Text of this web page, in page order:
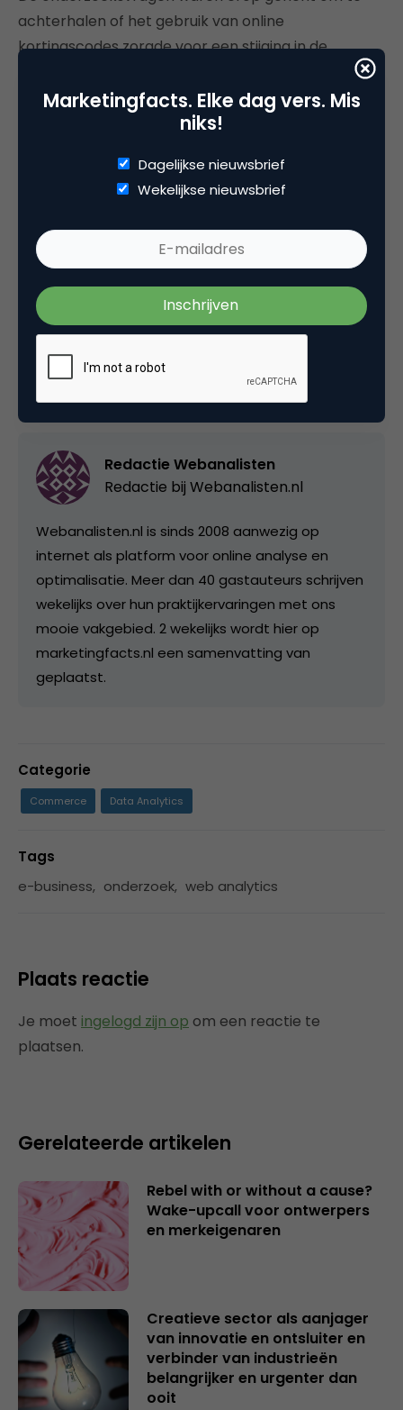
achterhalen of het gebruik van online
kortingscodes zorgde voor een stijging in de
conversie, voor afname in het ‘achterlaten van een
gevulde winkelwagen’ en of er effect zichtbaar was
in de klantloyaliteit en het bedrijfsimago.
Het volledige onderzoek naarHet effect van het
gebruik van online kortingsbonnen en –
webanalisten.nl.
Deel dit artikel
Kopieer link
Redactie Webanalisten
Redactie bij Webanalisten.nl
Webanalisten.nl is sinds 2008 aanwezig op
internet als platform voor online analyse en
optimalisatie. Meer dan 40 gastauteurs schrijven
wekelijks over hun praktijkervaringen met ons
mooie vakgebied. 2 wekelijks wordt hier op
marketingfacts.nl een samenvatting van
geplaatst.
Categorie
Commerce Data Analytics
Tags
e-business, onderzoek, web analytics
Plaats reactie
Je moet ingelogd zijn op om een reactie te
plaatsen.
Gerelateerde artikelen
Rebel with or without a cause?
Wake-upcall voor ontwerpers
en merkeigenaren
Creatieve sector als aanjager
van innovatie en ontsluiter en
verbinder van industrieën
belangrijker en urgenter dan
ooit
Marketingfacts. Elke dag vers. Mis
niks!
Dagelijkse nieuwsbrief
Wekelijkse nieuwsbrief